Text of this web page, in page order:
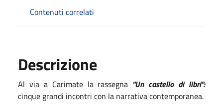
Contenuti correlati
Descrizione
Al via a Carimate la rassegna "Un castello di libri":
cinque grandi incontri con la narrativa contemporanea.